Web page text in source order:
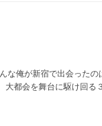
俺が新宿で出会った
都会を舞台に駆け回る